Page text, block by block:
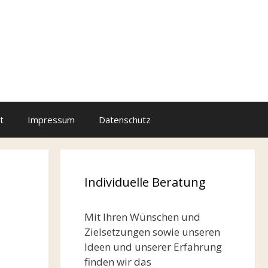
Impressum Datenschutz
Individuelle Beratung
Mit Ihren Wünschen und
Zielsetzungen sowie unseren
Ideen und unserer Erfahrung
finden wir das